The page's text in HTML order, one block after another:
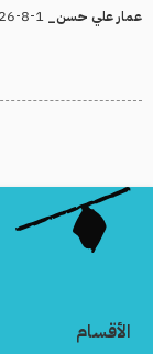
عمار علي حسن_
الأقسام